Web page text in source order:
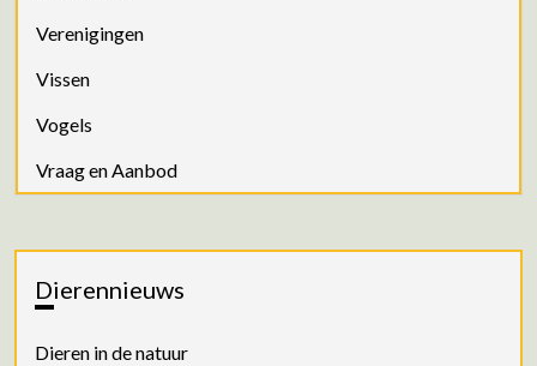
Verenigingen
Vissen
Vogels
Vraag en Aanbod
Dierennieuws
Dieren in de natuur